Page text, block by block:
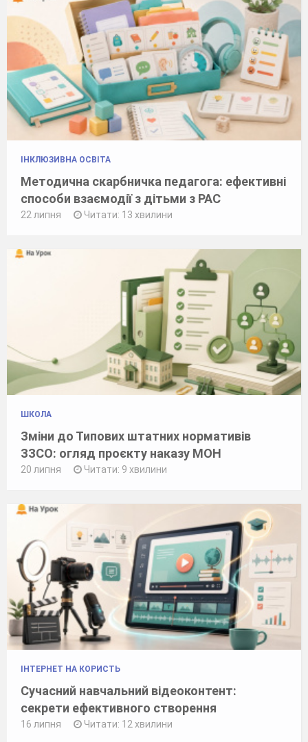
ІНКЛЮЗИВНА ОСВІТА
Методична скарбничка педагога: ефективні
способи взаємодії з дітьми з РАС
22 липня Читати: 13 хвилини
ШКОЛА
Зміни до Типових штатних нормативів
ЗЗСО: огляд проєкту наказу МОН
20 липня Читати: 9 хвилини
ІНТЕРНЕТ НА КОРИСТЬ
Сучасний навчальний відеоконтент:
секрети ефективного створення
16 липня Читати: 12 хвилини